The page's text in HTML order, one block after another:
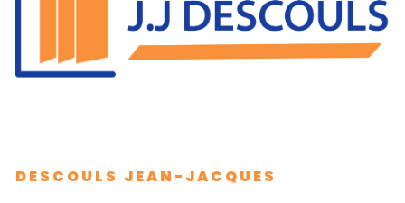
DESCOULS JEAN-JACQUES